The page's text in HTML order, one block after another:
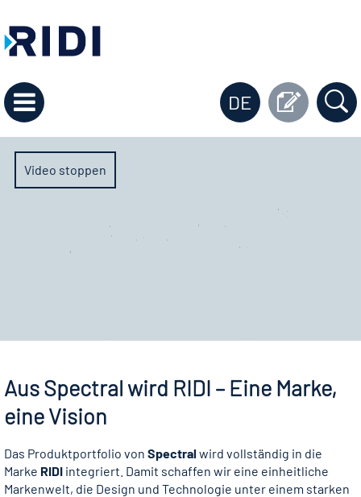
DE
Video stoppen
Aus Spectral wird RIDI – Eine Marke,
eine Vision
Das Produktportfolio von Spectral wird vollständig in die
Marke RIDI integriert. Damit schaffen wir eine einheitliche
Markenwelt, die Design und Technologie unter einem starken